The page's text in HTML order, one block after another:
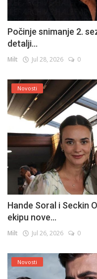
Počinje snimanje 2.
detalji...
Milt Jul 28, 2026 0
Novosti
Hande Soral i Seckin
ekipu nove...
Milt Jul 26, 2026 0
Novosti